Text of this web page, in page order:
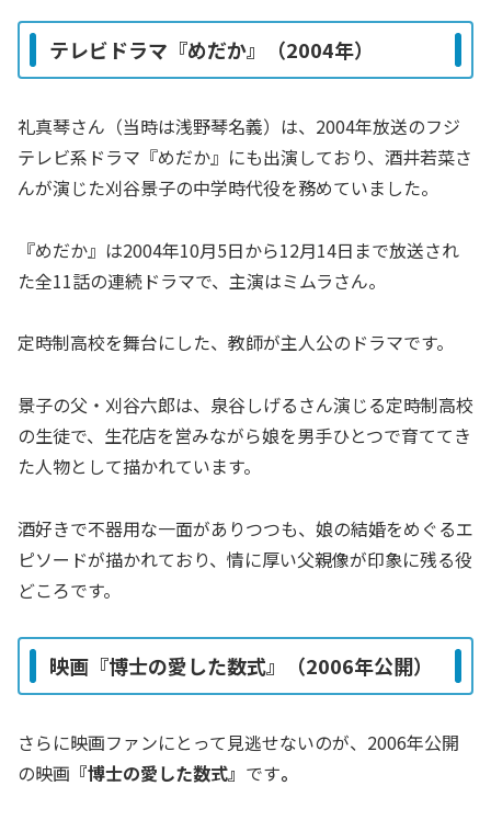
テレビドラマ『めだか』 （2004年）
礼真琴さん（当時は浅野琴名義）は、2004年放送のフジ
テレビ系ドラマ『めだか』にも出演しており、酒井若菜さ
んが演じた刈谷景子の中学時代役を務めていました。
『めだか』は2004年10月5日から12月14日まで放送され
た全11話の連続ドラマで、主演はミムラさん。
定時制高校を舞台にした、教師が主人公のドラマです。
景子の父・刈谷六郎は、泉谷しげるさん演じる定時制高校
の生徒で、生花店を営みながら娘を男手ひとつで育ててき
た人物として描かれています。
酒好きで不器用な一面がありつつも、娘の結婚をめぐるエ
ピソードが描かれており、情に厚い父親像が印象に残る役
どころです。
映画『博士の愛した数式』（2006年公開）
さらに映画ファンにとって見逃せないのが、2006年公開
の映画 『博士の愛した数式』 です。